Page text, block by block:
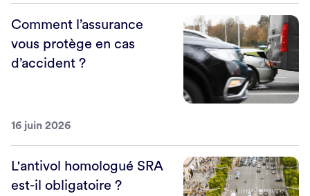
Comment l’assurance
vous protège en cas
d’accident ?
16 juin 2026
L'antivol homologué SRA
est-il obligatoire ?